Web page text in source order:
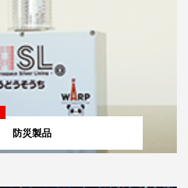
防災製品